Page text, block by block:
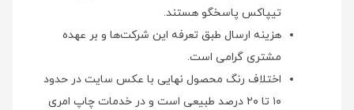
تیپاکس پاسخگو هستند.
هزینه ارسال طبق تعرفه این شرکت‌ها و بر عهده
مشتری گرامی است.
اختلاف رنگ محصول نهایی با عکس سایت در حدود
۱۰ تا ۲۰ درصد طبیعی است و در خدمات چاپ امری